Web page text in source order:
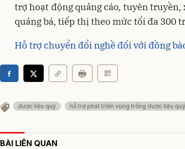
trợ hoạt động quảng cáo, tuyên
quảng bá, tiếp thị theo mức tối đa 300
Hỗ trợ chuyển đổi nghề đối với đồng
dược liệu quý hỗ trợ phát triển vùng trồng dược liệu quý
BÀI LIÊN QUAN